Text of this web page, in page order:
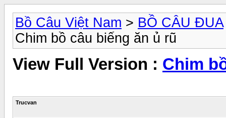
Bồ Câu Việt Nam > BỒ CÂU ĐUA
Chim bồ câu biếng ăn ủ rũ
View Full Version : Chim
Trucvan